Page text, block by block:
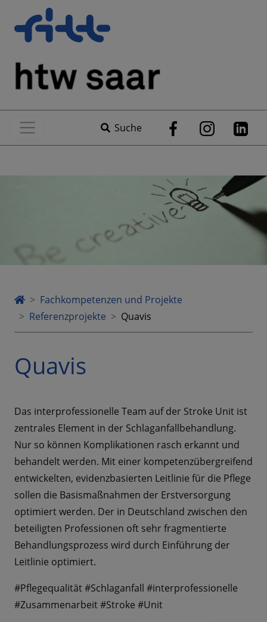
Suche
Fachkompetenzen und Projekte
Referenzprojekte
Quavis
Quavis
Das interprofessionelle Team auf der Stroke Unit ist
zentrales Element in der Schlaganfallbehandlung.
Nur so können Komplikationen rasch erkannt und
behandelt werden. Mit einer kompetenzübergreifend
entwickelten, evidenzbasierten Leitlinie für die Pflege
sollen die Basismaßnahmen der Erstversorgung
optimiert werden. Der in Deutschland zwischen den
beteiligten Professionen oft sehr fragmentierte
Behandlungsprozess wird durch Einführung der
Leitlinie optimiert.
#Pflegequalität #Schlaganfall #interprofessionelle
#Zusammenarbeit #Stroke #Unit